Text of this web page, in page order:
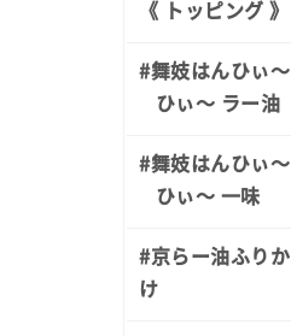
《 トッピング 》
#舞妓はんひぃ～
ひぃ～ ラー油
#舞妓はんひぃ～
ひぃ～ 一味
#京らー油ふりか
け